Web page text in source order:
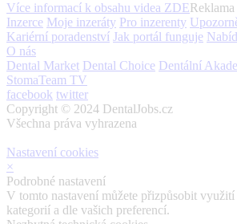
Více informací k obsahu videa ZDEReklama
Inzerce Moje inzeráty Pro inzerenty
Kariérní poradenství Jak portál funguje
O nás
Dental Market Dental Choice Dentální
StomaTeam TV
facebook twitter
Copyright © 2024 DentalJobs.cz
Všechna práva vyhrazena
Nastavení cookies
×
Podrobné nastavení
V tomto nastavení můžete přizpůsobit
kategorií a dle vašich preferencí.